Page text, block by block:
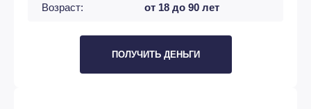
Возраст: от 18 до 90 лет
ПОЛУЧИТЬ ДЕНЬГИ